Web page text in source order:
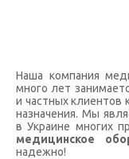
Наша компания
много лет
и частных клиентов
назначения. Мы
в Украине многих
медицинское
надежно!